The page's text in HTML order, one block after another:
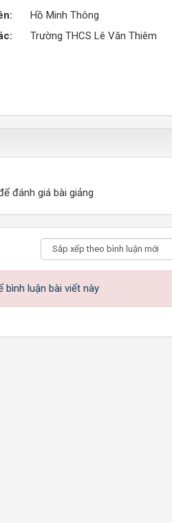
Hồ Minh Thông
Trường THCS Lê Văn Thiêm
đánh giá bài giảng
bình luận bài viết này